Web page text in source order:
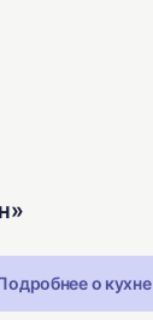
о кухне